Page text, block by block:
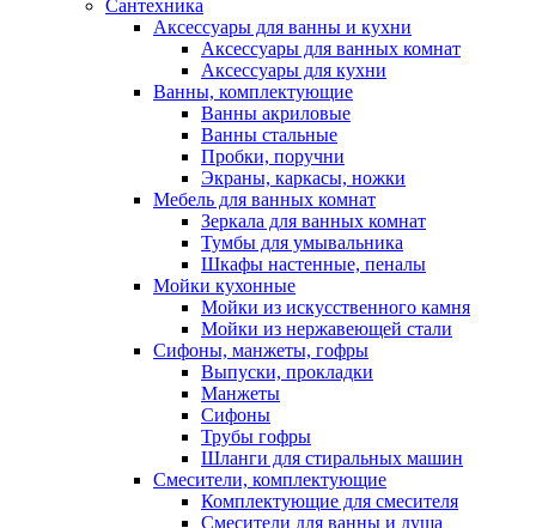
Сантехника
Аксессуары для ванны и кухни
Аксессуары для ванных комнат
Аксессуары для кухни
Ванны, комплектующие
Ванны акриловые
Ванны стальные
Пробки, поручни
Экраны, каркасы, ножки
Мебель для ванных комнат
Зеркала для ванных комнат
Тумбы для умывальника
Шкафы настенные, пеналы
Мойки кухонные
Мойки из искусственного камня
Мойки из нержавеющей стали
Сифоны, манжеты, гофры
Выпуски, прокладки
Манжеты
Сифоны
Трубы гофры
Шланги для стиральных машин
Смесители, комплектующие
Комплектующие для смесителя
Смесители для ванны и душа